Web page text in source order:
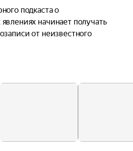
подкаста о
начинает получать
от неизвестного